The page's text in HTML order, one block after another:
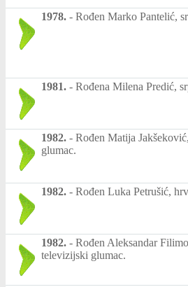
1978. - Rođen Marko Pantelić,
1981. - Rođena Milena Predić,
1982. - Rođen Matija
glumac.
1982. - Rođen Luka Petrušić,
1982. - Rođen Aleksandar
televizijski glumac.